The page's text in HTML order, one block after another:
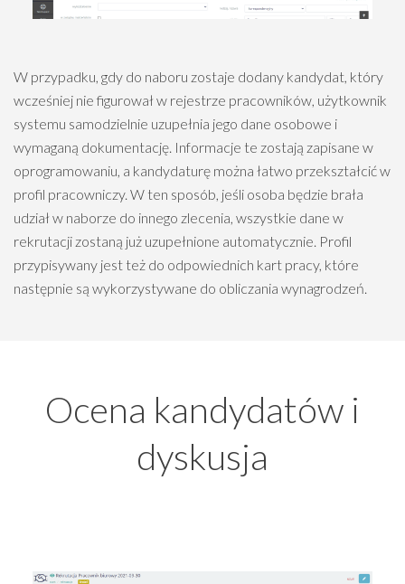
W przypadku, gdy do naboru zostaje dodany kandydat, który
wcześniej nie figurował w rejestrze pracowników, użytkownik
systemu samodzielnie uzupełnia jego dane osobowe i
wymaganą dokumentację. Informacje te zostają zapisane w
oprogramowaniu, a kandydaturę można łatwo przekształcić w
profil pracowniczy. W ten sposób, jeśli osoba będzie brała
udział w naborze do innego zlecenia, wszystkie dane w
rekrutacji zostaną już uzupełnione automatycznie. Profil
przypisywany jest też do odpowiednich kart pracy, które
następnie są wykorzystywane do obliczania wynagrodzeń.
Ocena kandydatów i
dyskusja